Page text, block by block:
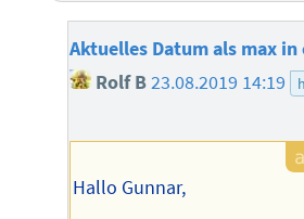
Aktuelles Datum als max
Rolf B23.08.2019 14:19
Hallo Gunnar,